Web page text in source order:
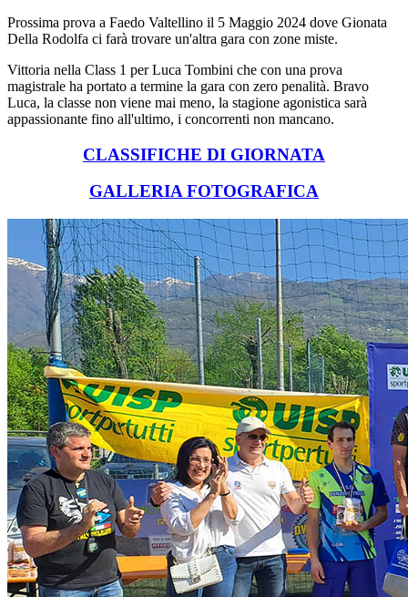
Prossima prova a Faedo Valtellino il 5 Maggio 2024 dove Gionata
Della Rodolfa ci farà trovare un'altra gara con zone miste.
Vittoria nella Class 1 per Luca Tombini che con una prova
magistrale ha portato a termine la gara con zero penalità. Bravo
Luca, la classe non viene mai meno, la stagione agonistica sarà
appassionante fino all'ultimo, i concorrenti non mancano.
CLASSIFICHE DI GIORNATA
GALLERIA FOTOGRAFICA